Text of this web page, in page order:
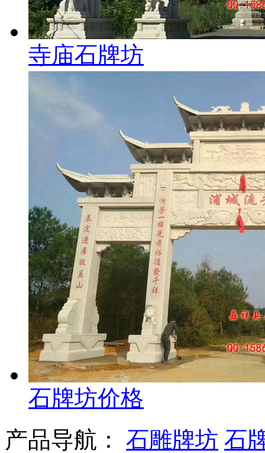
寺庙石牌坊
石牌坊价格
产品导航： 石雕牌坊 石